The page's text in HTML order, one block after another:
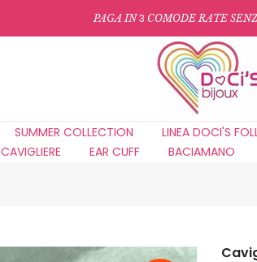
PAGA IN3 COMODE RATE
SUMMER COLLECTION LINEA DOCI'S
CAVIGLIERE EAR CUFF BACIAMANO